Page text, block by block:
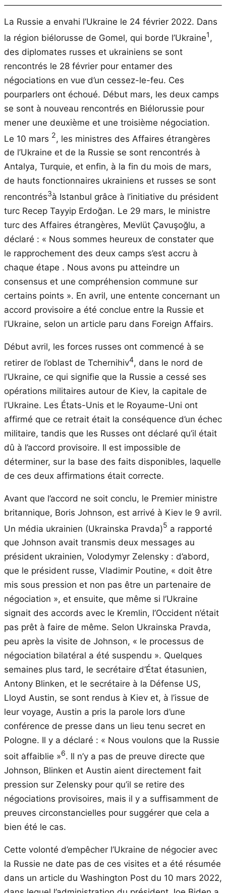
La Russie a envahi l’Ukraine le 24 février 2022. Dans
la région biélorusse de Gomel, qui borde l’Ukraine1,
des diplomates russes et ukrainiens se sont
rencontrés le 28 février pour entamer des
négociations en vue d’un cessez-le-feu. Ces
pourparlers ont échoué. Début mars, les deux camps
se sont à nouveau rencontrés en Biélorussie pour
mener une deuxième et une troisième négociation.
Le 10 mars 2, les ministres des Affaires étrangères
de l’Ukraine et de la Russie se sont rencontrés à
Antalya, Turquie, et enfin, à la fin du mois de mars,
de hauts fonctionnaires ukrainiens et russes se sont
rencontrés3à Istanbul grâce à l’initiative du président
turc Recep Tayyip Erdoğan. Le 29 mars, le ministre
turc des Affaires étrangères, Mevlüt Çavuşoğlu, a
déclaré : « Nous sommes heureux de constater que
le rapprochement des deux camps s’est accru à
chaque étape . Nous avons pu atteindre un
consensus et une compréhension commune sur
certains points ». En avril, une entente concernant un
accord provisoire a été conclue entre la Russie et
l’Ukraine, selon un article paru dans Foreign Affairs.
Début avril, les forces russes ont commencé à se
retirer de l’oblast de Tchernihiv4, dans le nord de
l’Ukraine, ce qui signifie que la Russie a cessé ses
opérations militaires autour de Kiev, la capitale de
l’Ukraine. Les États-Unis et le Royaume-Uni ont
affirmé que ce retrait était la conséquence d’un échec
militaire, tandis que les Russes ont déclaré qu’il était
dû à l’accord provisoire. Il est impossible de
déterminer, sur la base des faits disponibles, laquelle
de ces deux affirmations était correcte.
Avant que l’accord ne soit conclu, le Premier ministre
britannique, Boris Johnson, est arrivé à Kiev le 9 avril.
Un média ukrainien (Ukrainska Pravda)5 a rapporté
que Johnson avait transmis deux messages au
président ukrainien, Volodymyr Zelensky : d’abord,
que le président russe, Vladimir Poutine, « doit être
mis sous pression et non pas être un partenaire de
négociation », et ensuite, que même si l’Ukraine
signait des accords avec le Kremlin, l’Occident n’était
pas prêt à faire de même. Selon Ukrainska Pravda,
peu après la visite de Johnson, « le processus de
négociation bilatéral a été suspendu ». Quelques
semaines plus tard, le secrétaire d’État étasunien,
Antony Blinken, et le secrétaire à la Défense US,
Lloyd Austin, se sont rendus à Kiev et, à l’issue de
leur voyage, Austin a pris la parole lors d’une
conférence de presse dans un lieu tenu secret en
Pologne. Il y a déclaré : « Nous voulons que la Russie
soit affaiblie »6. Il n’y a pas de preuve directe que
Johnson, Blinken et Austin aient directement fait
pression sur Zelensky pour qu’il se retire des
négociations provisoires, mais il y a suffisamment de
preuves circonstancielles pour suggérer que cela a
bien été le cas.
Cette volonté d’empêcher l’Ukraine de négocier avec
la Russie ne date pas de ces visites et a été résumée
dans un article du Washington Post du 10 mars 2022,